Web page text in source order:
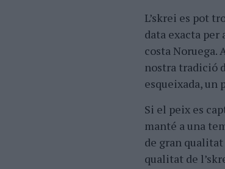
L’skrei es pot
data exacta per
costa Noruega.
nostra tradició
esqueixada, un
Si el peix es
manté a una
de gran qualitat
qualitat de